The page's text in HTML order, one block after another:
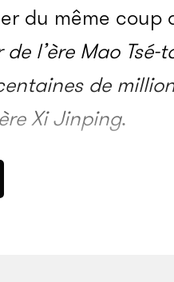
du même coup
l’ère Mao Tsé-
de
Xi Jinping.
en outre